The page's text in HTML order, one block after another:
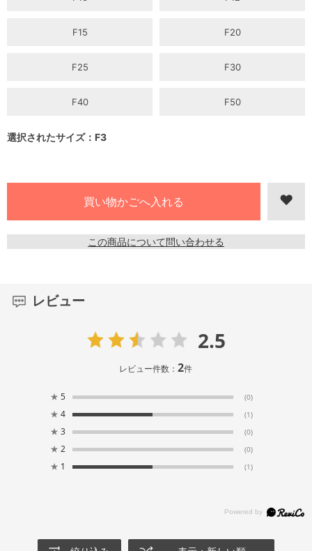
F15 F20
F25 F30
F40 F50
選択されたサイズ：F3
この商品について問い合わせる
レビュー
2.5
レビュー件数：2件
★ 5 (0)
★ 4 (1)
★ 3 (0)
★ 2 (0)
★ 1 (1)